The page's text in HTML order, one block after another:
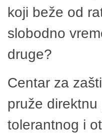
koji beže od
slobodno
druge?
Centar za
pruže
tolerantnog i